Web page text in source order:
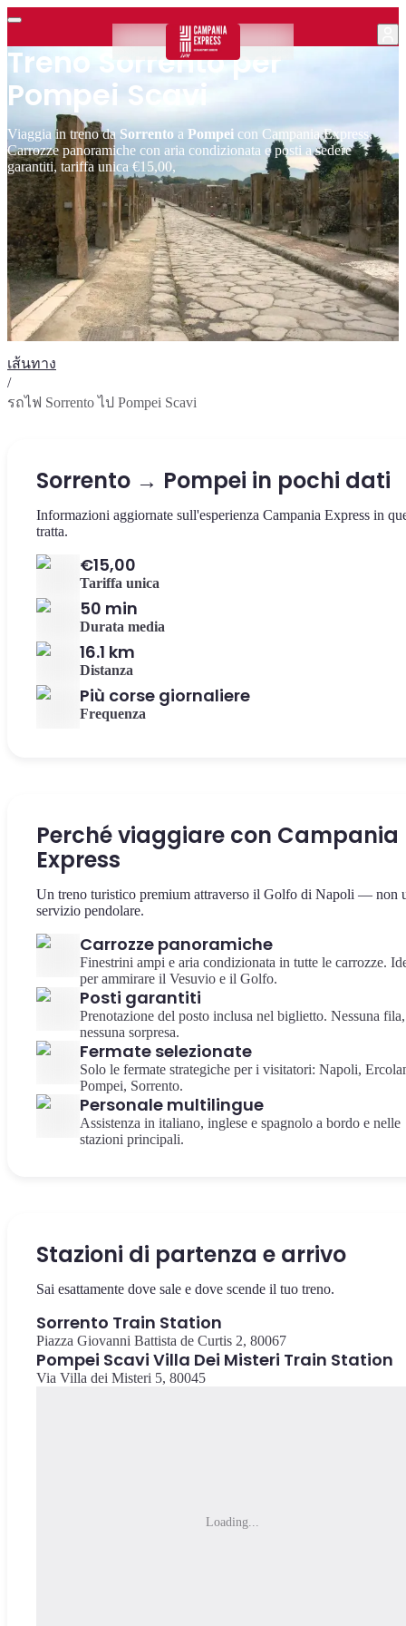
Treno Sorrento per
Pompei Scavi
Viaggia in treno da Sorrento a Pompei con Campania Express,
Carrozze panoramiche con aria condizionata e posti a sedere
garantiti, tariffa unica €15,00,
เส้นทาง
/
รถไฟ Sorrento ไป Pompei Scavi
Sorrento → Pompei in pochi dati
Informazioni aggiornate sull'esperienza Campania Express in
tratta.
€15,00
Tariffa unica
50 min
Durata media
16.1 km
Distanza
Più corse giornaliere
Frequenza
Perché viaggiare con Campania
Express
Un treno turistico premium attraverso il Golfo di Napoli — non
servizio pendolare.
Carrozze panoramiche
Finestrini ampi e aria condizionata in tutte le carrozze.
per ammirare il Vesuvio e il Golfo.
Posti garantiti
Prenotazione del posto inclusa nel biglietto. Nessuna fila,
nessuna sorpresa.
Fermate selezionate
Solo le fermate strategiche per i visitatori: Napoli,
Pompei, Sorrento.
Personale multilingue
Assistenza in italiano, inglese e spagnolo a bordo e nelle
stazioni principali.
Stazioni di partenza e arrivo
Sai esattamente dove sale e dove scende il tuo treno.
Sorrento Train Station
Piazza Giovanni Battista de Curtis 2, 80067
Pompei Scavi Villa Dei Misteri Train Station
Via Villa dei Misteri 5, 80045
Loading...